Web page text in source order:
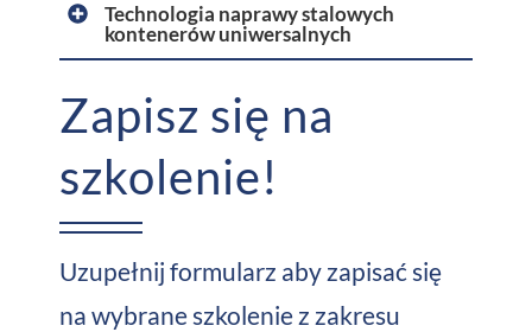
Technologia naprawy stalowych
kontenerów uniwersalnych
Zapisz się na
szkolenie!
Uzupełnij formularz aby zapisać się
na wybrane szkolenie z zakresu